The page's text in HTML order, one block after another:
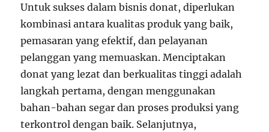
Untuk sukses dalam bisnis donat, diperlukan
kombinasi antara kualitas produk yang baik,
pemasaran yang efektif, dan pelayanan
pelanggan yang memuaskan. Menciptakan
donat yang lezat dan berkualitas tinggi adalah
langkah pertama, dengan menggunakan
bahan-bahan segar dan proses produksi yang
terkontrol dengan baik. Selanjutnya,